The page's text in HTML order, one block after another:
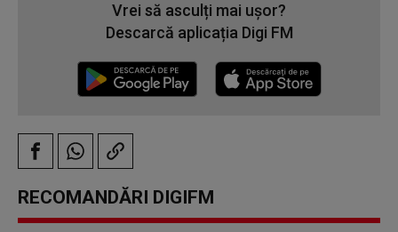
Vrei să asculți mai ușor?
Descarcă aplicația Digi FM
RECOMANDĂRI DIGIFM